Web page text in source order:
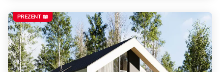
PREZENT 📖